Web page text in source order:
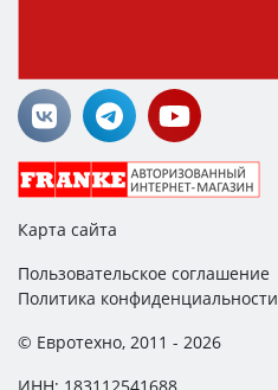
Карта сайта
Пользовательское соглашение
Политика конфиденциальности
© Евротехно, 2011 - 2026